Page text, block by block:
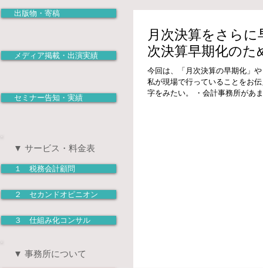
月次決算をさら
次決算早期化の
今回は、「月次決算の早期化」
私が現場で行っていることをお
字をみたい。 ・会計事務所があ
出版物・寄稿
セミナー告知・実績
１ 税務会計顧問
３ 仕組み化コンサル
２ セカンドオピニオン
▼ サービス・料金表
▼ 事務所について
メディア掲載・出演実績